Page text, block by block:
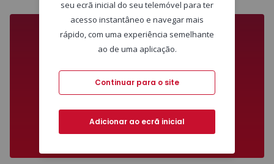
seu ecrã inicial do seu telemóvel para ter
acesso instantâneo e navegar mais
rápido, com uma experiência semelhante
ao de uma aplicação.
Continuar para o site
Adicionar ao ecrã inicial